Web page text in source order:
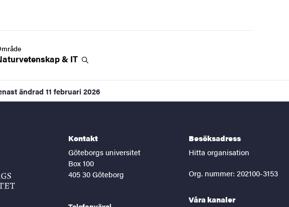
& IT
ändrad 11 februari 2026
Kontakt
Göteborgs universitet
Box 100
405 30 Göteborg
Besöksadress
Hitta organisation
Org. nummer: 202100-3153
Våra kanaler